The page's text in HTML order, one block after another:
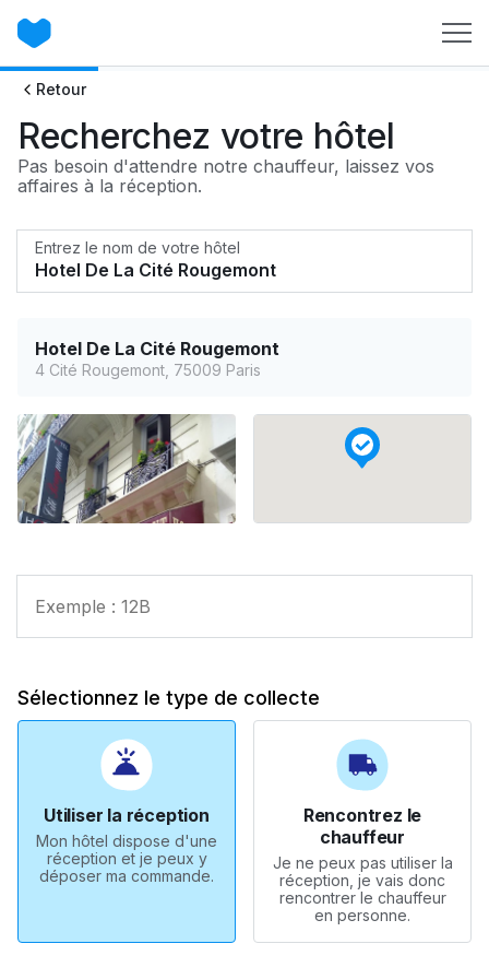
Retour
Recherchez votre hôtel
Pas besoin d'attendre notre chauffeur, laissez vos
affaires à la réception.
Entrez le nom de votre hôtel
Hotel De La Cité Rougemont
4 Cité Rougemont, 75009 Paris
Sélectionnez le type de collecte
Utiliser la réception
Mon hôtel dispose d'une
réception et je peux y
déposer ma commande.
Rencontrez le
chauffeur
Je ne peux pas utiliser la
réception, je vais donc
rencontrer le chauffeur
en personne.